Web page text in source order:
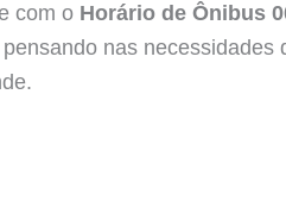
com o Horário de Ônibus
nas necessidades